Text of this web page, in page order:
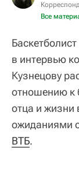
Все
в интервью
Кузнецову
отношению к
отца и жизни
ожиданиями
ВТБ.